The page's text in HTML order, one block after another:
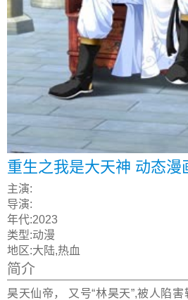
重生之我是大天神 动态漫
主演:
导演:
年代:2023
类型:动漫
地区:大陆,热血
简介
昊天仙帝， 又号“林昊天”,被人陷